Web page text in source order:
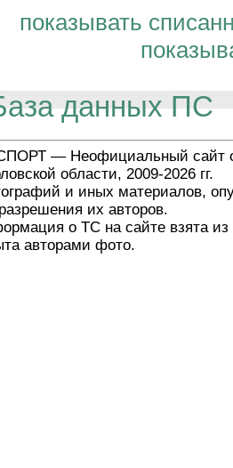
показывать
данных ПС
— Неофициальный сайт
области, 2009-2026 гг.
и иных материалов,
их авторов.
о ТС на сайте взята из
авторами фото.